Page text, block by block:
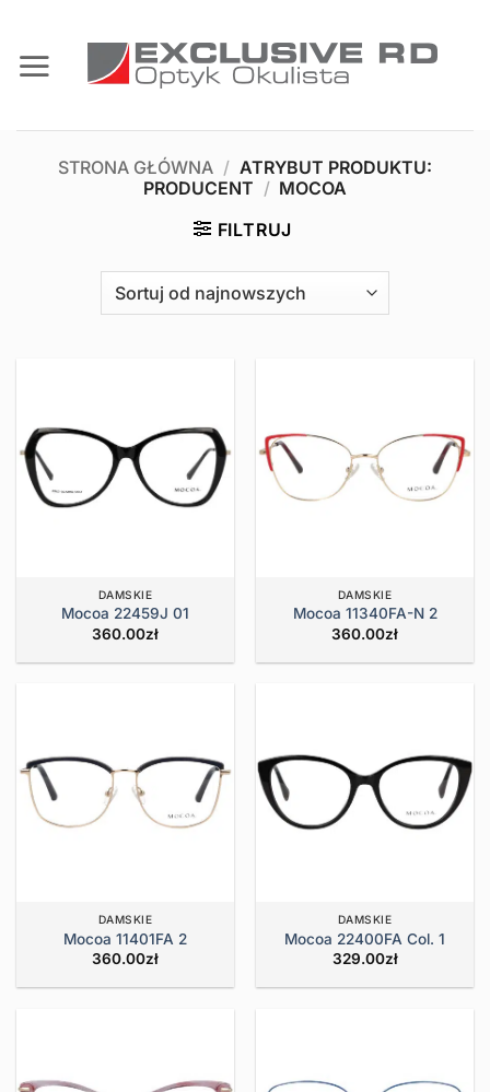
zawartości
STRONA GŁÓWNA / ATRYBUT PRODUKTU:
PRODUCENT / MOCOA
FILTRUJ
DAMSKIE
Mocoa 22459J 01
360.00zł
DAMSKIE
Mocoa 11340FA-N 2
360.00zł
DAMSKIE
Mocoa 11401FA 2
360.00zł
DAMSKIE
Mocoa 22400FA Col. 1
329.00zł